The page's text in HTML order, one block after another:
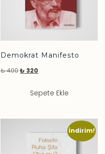
Demokrat Manifesto
₺400₺ 320
Sepete Ekle
İndirim!